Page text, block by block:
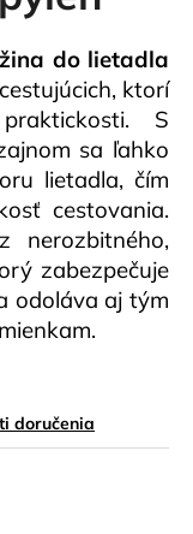
do lietadla
ktorí
S
sa ľahko
lietadla, čím
cestovania.
nerozbitného,
zabezpečuje
odoláva aj tým
doručenia